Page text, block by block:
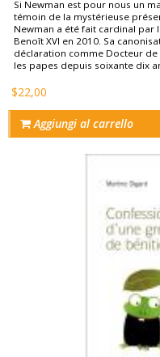
Si Newman est pour nous un
témoin de la mystérieuse
Newman a été fait cardinal par
Benoît XVI en 2010. Sa
déclaration comme Docteur de
les papes depuis soixante dix
$22,00
Aggiungi al carrello